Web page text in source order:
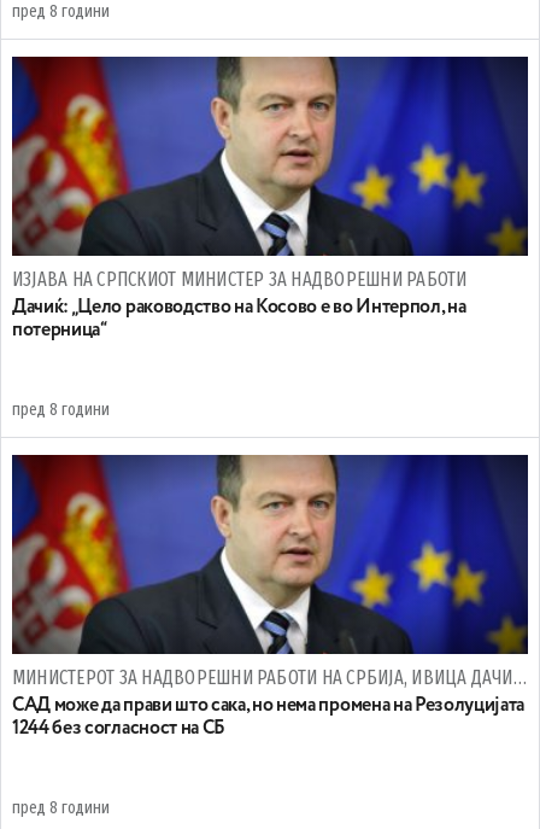
пред 8 години
ИЗЈАВА НА СРПСКИОТ МИНИСТЕР ЗА НАДВОРЕШНИ РАБОТИ
Дачиќ: „Цело раководство на Косово е во Интерпол, на
потерница“
пред 8 години
МИНИСТЕРОТ ЗА НАДВОРЕШНИ РАБОТИ НА СРБИЈА, ИВИЦА ДАЧИЌ, ЗА ПРЕГОВОРИТЕ СО КОСОВО
САД може да прави што сака, но нема промена на Резолуцијата
1244 без согласност на СБ
пред 8 години